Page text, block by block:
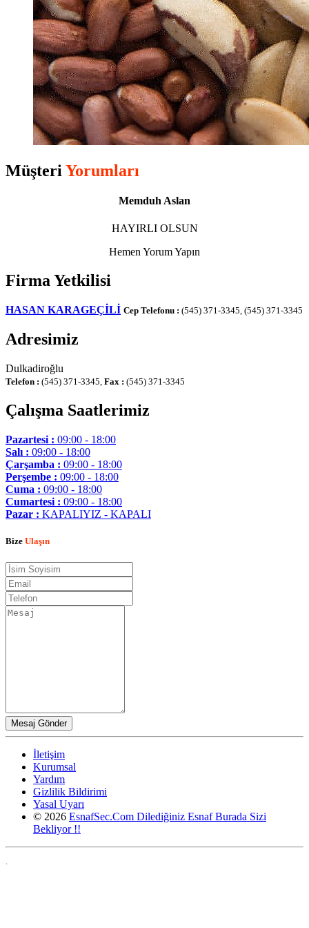
Müşteri Yorumları
Memduh Aslan
HAYIRLI OLSUN
Hemen Yorum Yapın
Firma Yetkilisi
HASAN KARAGEÇİLİ Cep Telefonu : (545) 371-3345, (545) 371-3345
Adresimiz
Dulkadiroğlu
Telefon : (545) 371-3345, Fax : (545) 371-3345
Çalışma Saatlerimiz
Pazartesi : 09:00 - 18:00
Salı : 09:00 - 18:00
Çarşamba : 09:00 - 18:00
Perşembe : 09:00 - 18:00
Cuma : 09:00 - 18:00
Cumartesi : 09:00 - 18:00
Pazar : KAPALIYIZ - KAPALI
Bize Ulaşın
İletişim
Kurumsal
Yardım
Gizlilik Bildirimi
Yasal Uyarı
© 2026 EsnafSec.Com Dilediğiniz Esnaf Burada Sizi
Bekliyor !!
,